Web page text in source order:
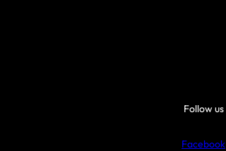
Follow us
Facebook